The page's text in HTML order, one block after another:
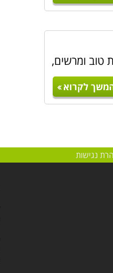
טוב ומרשים,
לקרוא
נגישות